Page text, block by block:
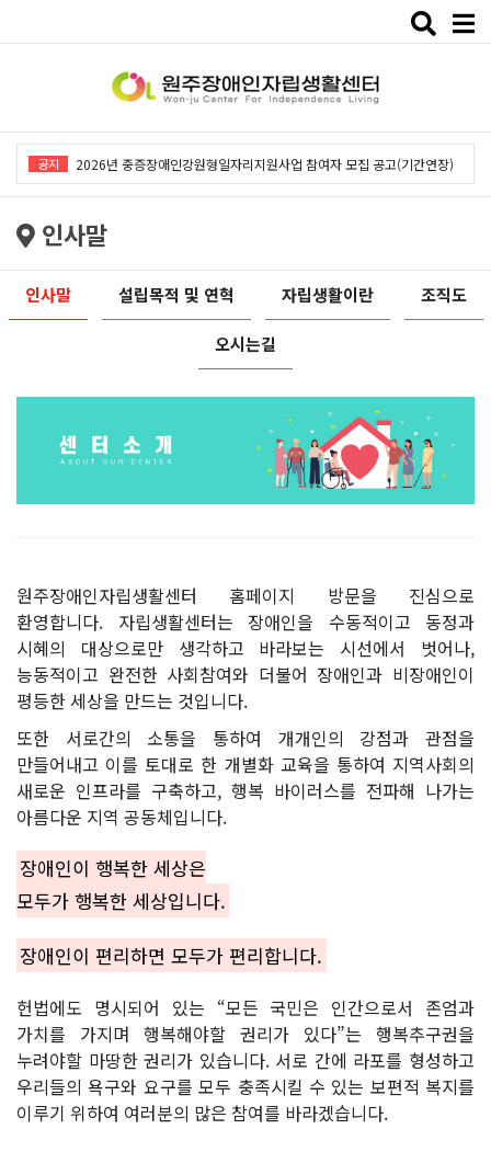
Toggle
공지 2026년 중증장애인강원형일자리지원사업 참여자 모집 공고(기간연장)
2026년 원주장애인자립생활센터 사회복지사 채용공고
2026년 중증장애인동료상담사업 동료상담가 모집공고
2026년 중증장애인강원형일자리지원사업「창작예술 작품전시회」개최
2026년 중증장애인강원형일자리지원사업 참여자 모집 공고(기간연장)
2026년 원주장애인자립생활센터 사회복지사 채용공고
2026년 중증장애인동료상담사업 동료상담가 모집공고
2026년 중증장애인강원형일자리사업 참여자 모집 공고
인사말
인사말 설립목적 및 연혁 자립생활이란 조직도
오시는길
원주장애인자립생활센터 홈페이지 방문을 진심으로
환영합니다. 자립생활센터는 장애인을 수동적이고 동정과
시혜의 대상으로만 생각하고 바라보는 시선에서 벗어나,
능동적이고 완전한 사회참여와 더불어 장애인과 비장애인이
평등한 세상을 만드는 것입니다.
또한 서로간의 소통을 통하여 개개인의 강점과 관점을
만들어내고 이를 토대로 한 개별화 교육을 통하여 지역사회의
새로운 인프라를 구축하고, 행복 바이러스를 전파해 나가는
아름다운 지역 공동체입니다.
장애인이 행복한 세상은
모두가 행복한 세상입니다.
장애인이 편리하면 모두가 편리합니다.
헌법에도 명시되어 있는 “모든 국민은 인간으로서 존엄과
가치를 가지며 행복해야할 권리가 있다”는 행복추구권을
누려야할 마땅한 권리가 있습니다. 서로 간에 라포를 형성하고
우리들의 욕구와 요구를 모두 충족시킬 수 있는 보편적 복지를
이루기 위하여 여러분의 많은 참여를 바라겠습니다.